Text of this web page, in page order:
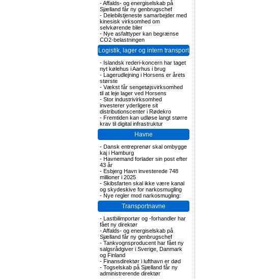
-Affalds- og energiselskab på
Sjælland får ny genbrugschef
- Delebilstjeneste samarbejder med
kinesisk virksomhed om
selvkørende biler
- Nye asfalttyper kan begrænse
CO2-belastningen
Logistik, lager og intern transport
- Islandsk rederi-koncern har taget
nyt kølehus i Aarhus i brug
- Lagerudlejning i Horsens er årets
største
- Vækst får sengetøjsvirksomhed
til at leje lager ved Horsens
- Stor industrivirksomhed
investerer yderligere sit
distributionscenter i Rødekro
- Fremtiden kan udløse langt større
krav til digital infrastruktur
Havne
- Dansk entreprenør skal ombygge
kaj i Hamburg
- Havnemand forlader sin post efter
43 år
- Esbjerg Havn investerede 748
millioner i 2025
- Skibsfarten skal ikke være kanal
og skydeskive for narkosmugling
- Nye regler mod narkosmugling:
Transportnavne
- Lastbilimportør og -forhandler har
fået ny direktør
-Affalds- og energiselskab på
Sjælland får ny genbrugschef
- Tankvognsproducent har fået ny
salgsrådgiver i Sverige, Danmark
og Finland
- Finansdirektør i lufthavn er død
- Togselskab på Sjælland får ny
administrerende direktør